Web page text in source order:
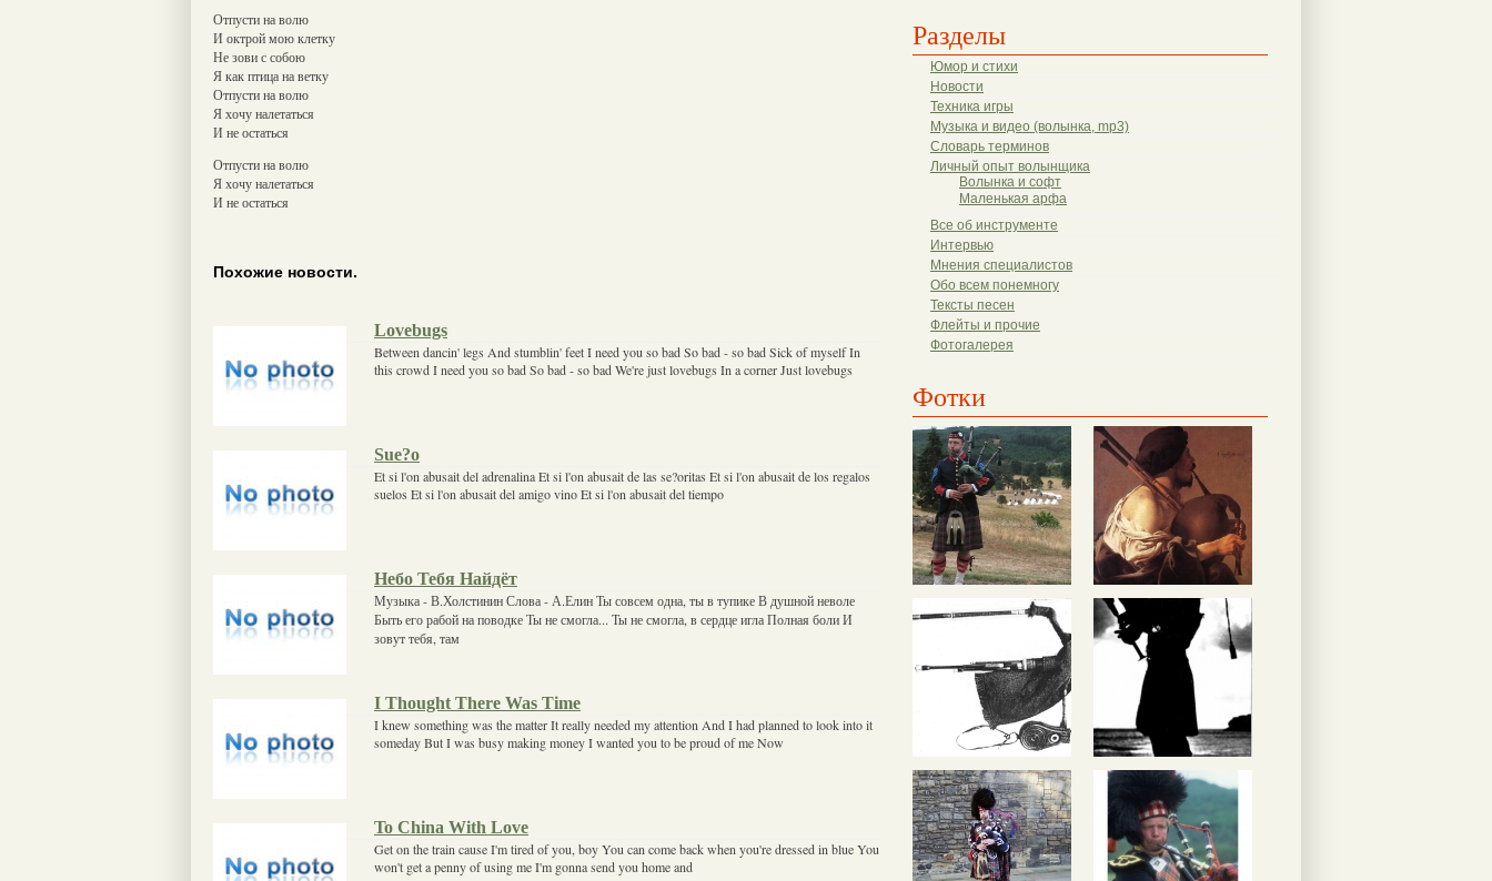
Разделы
Юмор и стихи
Новости
Техника игры
Музыка и видео (волынка, mp3)
Словарь терминов
Личный опыт волынщика
Волынка и софт
Маленькая арфа
Все об инструменте
Интервью
Мнения специалистов
Обо всем понемногу
Тексты песен
Флейты и прочие
Фотогалерея
Фотки
Отпусти на волю
И октрой мою клетку
Не зови с собою
Я как птица на ветку
Отпусти на волю
Я хочу налетаться
И не остаться
Отпусти на волю
Я хочу налетаться
И не остаться
Похожие новости.
Lovebugs
Between dancin' legs And stumblin' feet I need you so bad So bad - so bad Sick of myself In
this crowd I need you so bad So bad - so bad We're just lovebugs In a corner Just lovebugs
Sue?o
Et si l'on abusait del adrenalina Et si l'on abusait de las se?oritas Et si l'on abusait de los regalos
suelos Et si l'on abusait del amigo vino Et si l'on abusait del tiempo
Небо Тебя Найдёт
Музыка - В.Холстинин Слова - А.Елин Ты совсем одна, ты в тупике В душной неволе
Быть его рабой на поводке Ты не смогла... Ты не смогла, в сердце игла Полная боли И
зовут тебя, там
I Thought There Was Time
I knew something was the matter It really needed my attention And I had planned to look into it
someday But I was busy making money I wanted you to be proud of me Now
To China With Love
Get on the train cause I'm tired of you, boy You can come back when you're dressed in blue You
won't get a penny of using me I'm gonna send you home and